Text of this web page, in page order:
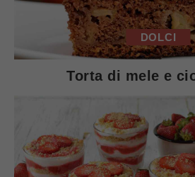
DOLCI
Torta di mele e